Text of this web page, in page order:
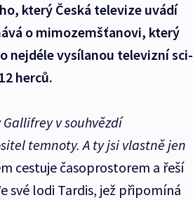
který Česká televize uvádí
o mimozemšťanovi, který
nejdéle vysílanou televizní sci-
herců.
v souhvězdí
temnoty. A ty jsi vlastně jen
cestuje časoprostorem a řeší
své lodi Tardis, jež připomíná